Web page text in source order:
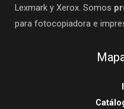
Lexmark y Xerox. Somos
para fotocopiadora e